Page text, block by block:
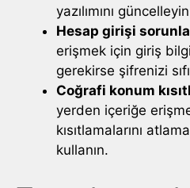
yazılımını
Hesap girişi
erişmek için giriş
gerekirse şifrenizi
Coğrafi konum
yerden içeriğe
kısıtlamalarını
kullanın.